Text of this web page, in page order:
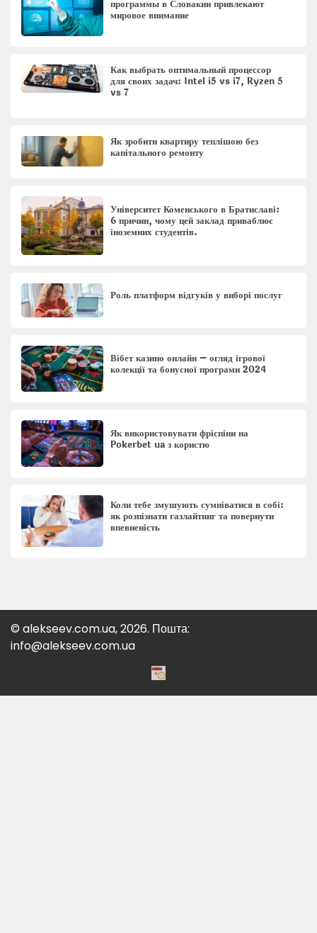
программы в Словакии привлекают
мировое внимание
Как выбрать оптимальный процессор
для своих задач: Intel i5 vs i7, Ryzen 5
vs 7
Як зробити квартиру теплішою без
капітального ремонту
Університет Коменського в Братиславі:
6 причин, чому цей заклад приваблює
іноземних студентів.
Роль платформ відгуків у виборі послуг
Вібет казино онлайн – огляд ігрової
колекції та бонусної програми 2024
Як використовувати фріспіни на
Pokerbet ua з користю
Коли тебе змушують сумніватися в собі:
як розпізнати газлайтинг та повернути
впевненість
© alekseev.com.ua, 2026. Пошта:
info@alekseev.com.ua